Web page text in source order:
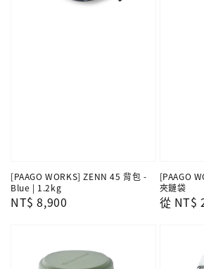
[PAAGO WORKS] ZENN 45 背包 -
Blue | 1.2kg
Regular
NT$ 8,900
[PAAGO
夾鏈袋
Regular
從 NT$